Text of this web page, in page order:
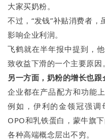
大家买奶粉。
不过，“发钱”补贴消费者
影响企业利润。
飞鹤就在半年报中提到，
致收益下滑的一个主要原因。
另一方面，奶粉的增长也跟
企业都在产品配方和功能
例如，伊利的金领冠强调
OPO和乳铁蛋白，蒙牛旗
各种高端概念层出不穷。